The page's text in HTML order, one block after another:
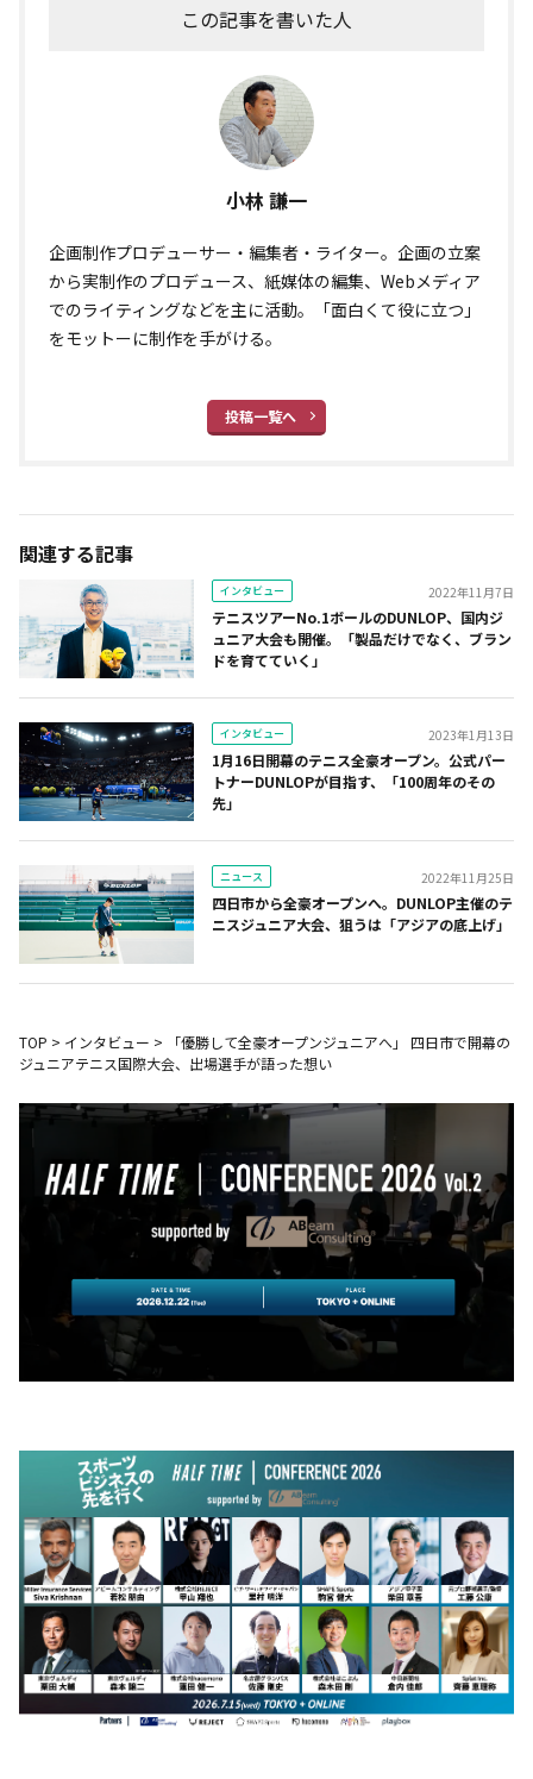
この記事を書いた人
小林 謙一
企画制作プロデューサー・編集者・ライター。企画の立案
から実制作のプロデュース、紙媒体の編集、Webメディア
でのライティングなどを主に活動。「面白くて役に立つ」
をモットーに制作を手がける。
投稿一覧へ
関連する記事
インタビュー 2022年11月7日
テニスツアーNo.1ボールのDUNLOP、国内ジ
ュニア大会も開催。「製品だけでなく、ブラン
ドを育てていく」
インタビュー 2023年1月13日
1月16日開幕のテニス全豪オープン。公式パー
トナーDUNLOPが目指す、「100周年のその
先」
ニュース 2022年11月25日
四日市から全豪オープンへ。DUNLOP主催のテ
ニスジュニア大会、狙うは「アジアの底上げ」
TOP > インタビュー >
「優勝して全豪オープンジュニアへ」 四日市で開幕の
ジュニアテニス国際大会、出場選手が語った想い